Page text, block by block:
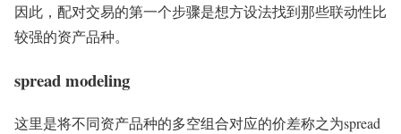
因此，配对交易的第一个步骤是想方设法找到那些联动性比
较强的资产品种。
spread modeling
这里是将不同资产品种的多空组合对应的价差称之为spread